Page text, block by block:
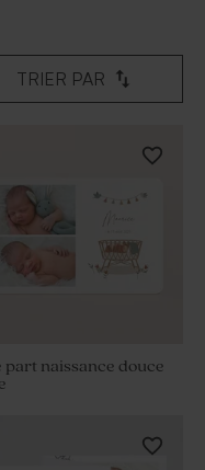
TRIER PAR
part naissance douce